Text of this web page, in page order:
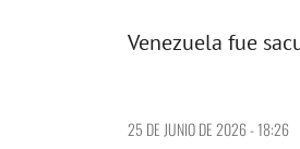
Venezuela fue
25 DE JUNIO DE 2026 - 18:26